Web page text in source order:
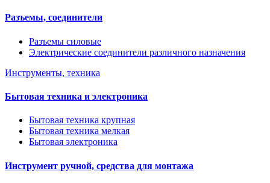
Разъемы, соединители
Разъемы силовые
Электрические соединители различного назначения
Инструменты, техника
Бытовая техника и электроника
Бытовая техника крупная
Бытовая техника мелкая
Бытовая электроника
Инструмент ручной, средства для монтажа